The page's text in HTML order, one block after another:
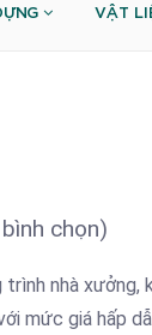
VẬT
chọn)
nhà xưởng,
mức giá hấp